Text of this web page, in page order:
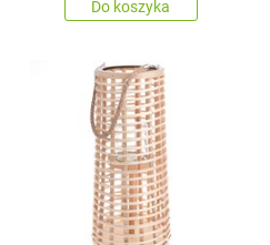
Do koszyka